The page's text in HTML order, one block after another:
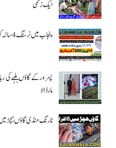
ایک زخمی
پنجاب میں نرسنگ 4 سالہ کورس داخلے شروع 31،470 روپے ماہانہ وظیفہ
پسرور کے گاؤں بلہے کی
مار ڈالا
نارنگ منڈی گاؤں ہچڑ میں 08 افراد کو کلہاڑی کے وار کر کے قتل کر